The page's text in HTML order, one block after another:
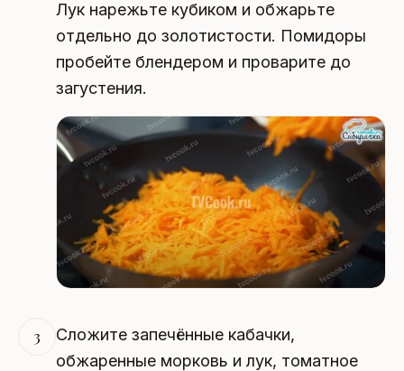
Лук нарежьте кубиком и обжарьте
отдельно до золотистости. Помидоры
пробейте блендером и проварите до
загустения.
3
Сложите запечённые кабачки,
обжаренные морковь и лук, томатное